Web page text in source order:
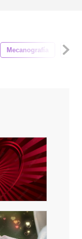
Mecanografía